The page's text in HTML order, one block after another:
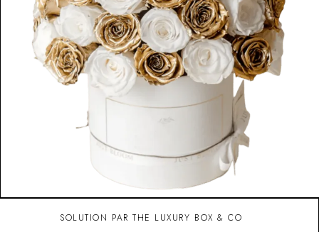
SOLUTION PAR THE LUXURY BOX & CO